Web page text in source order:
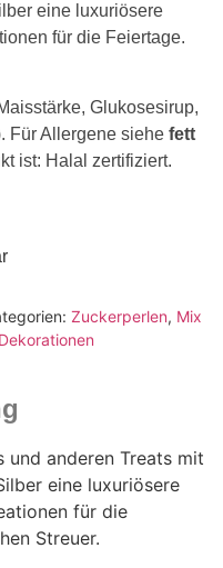
eine luxuriösere
für die Feiertage.
Glukosesirup,
Für Allergene siehe fett
ist: Halal zertifiziert.
Zuckerperlen, Mix
und anderen Treats mit
eine luxuriösere
für die
Streuer.